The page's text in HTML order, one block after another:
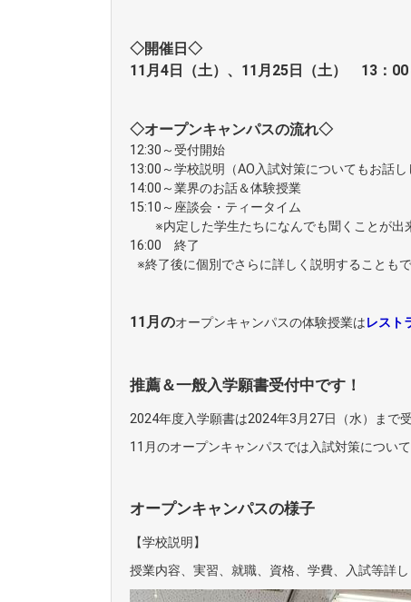
◇開催日◇
11月4日（土）、11月25日（土） 13：
◇オープンキャンパスの流れ◇
12:30～受付開始
13:00～学校説明（AO入試対策についてもお話し
14:00～業界のお話＆体験授業
15:10～座談会・ティータイム
※内定した学生たちになんでも聞くことが出
16:00 終了
※終了後に個別でさらに詳しく説明することも
11月のオープンキャンパスの体験授業はレスト
推薦＆一般入学願書受付中です！
2024年度入学願書は2024年3月27日（水）まで
11月のオープンキャンパスでは入試対策につい
オープンキャンパスの様子
【学校説明】
授業内容、実習、就職、資格、学費、入試等詳し